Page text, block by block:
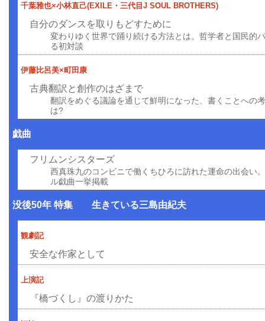
千葉雅也×小林直己(EXILE・三代目J SOUL BROTHERS)
自分のダンスを取りもどすために
変わりゆく世界で踊り続ける方法とは。哲学者と国民的
る初対談
伊藤比呂美×町田康
古典翻訳と創作のはざまで
翻訳をめぐる議論を通じて鮮明になった、書くことへの
は?
戯曲
フリムンシスターズ
西真珠九のコンビニで働くちひろに訪れた運命の出会い
ル戯曲一挙掲載
没後50年 特集 生きている三島由紀夫
観劇記
安全な作家として
上演記
『橋づくし』の渡りかた